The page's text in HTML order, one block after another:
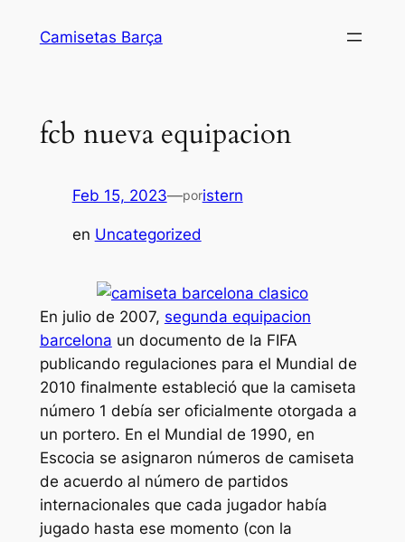
Camisetas Barça
fcb nueva equipacion
Feb 15, 2023—poristern
en Uncategorized
En julio de 2007, segunda equipacion
barcelona un documento de la FIFA
publicando regulaciones para el Mundial de
2010 finalmente estableció que la camiseta
número 1 debía ser oficialmente otorgada a
un portero. En el Mundial de 1990, en
Escocia se asignaron números de camiseta
de acuerdo al número de partidos
internacionales que cada jugador había
jugado hasta ese momento (con la